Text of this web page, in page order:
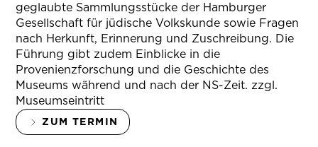
geglaubte Sammlungsstücke der Hamburger
Gesellschaft für jüdische Volkskunde sowie Fragen
nach Herkunft, Erinnerung und Zuschreibung. Die
Führung gibt zudem Einblicke in die
Provenienzforschung und die Geschichte des
Museums während und nach der NS-Zeit. zzgl.
Museumseintritt
ZUM TERMIN